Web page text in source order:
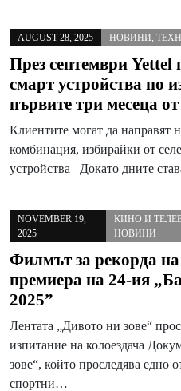
AUGUST 28, 2025 НОВИНИ,
През септември Yettel
смарт устройства по
първите три месеца
Клиентите могат да направят
комбинация, избирайки от
устройства Докато дните
NOVEMBER 19,
2025
КИНО И
НОВИНИ
Филмът за рекорда
премиера на 24-ия
2025”
Лентата „Дивото ни зове“
изпитание на колоездача
зове“, който проследява едно
спортни…